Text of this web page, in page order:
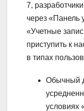
7,
через «Панель
«Учетные
приступить к
в типах
Обычный
условиях